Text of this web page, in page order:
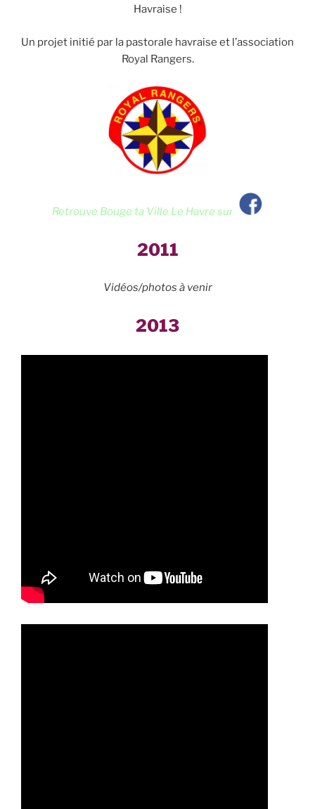
Havraise !
Un projet initié par la pastorale havraise et l’association
Royal Rangers.
Retrouve Bouge ta Ville Le Havre sur
2011
Vidéos/photos à venir
2013